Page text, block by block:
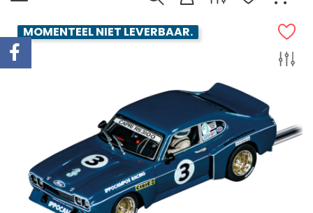
MOMENTEEL NIET LEVERBAAR.